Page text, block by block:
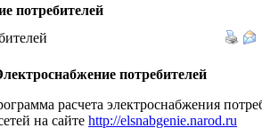
потребителей
потребителей
расчета электроснабжения
на сайте http://elsnabgenie.narod.ru